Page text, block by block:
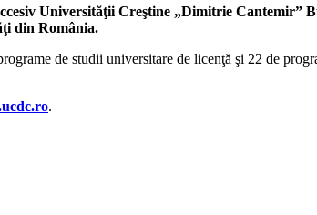
Universităţii Creştine „Dimitrie Cantemir”
din România.
de studii universitare de licenţă şi 22 de
.